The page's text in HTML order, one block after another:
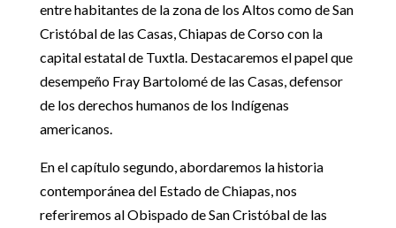
entre habitantes de la zona de los Altos como de San
Cristóbal de las Casas, Chiapas de Corso con la
capital estatal de Tuxtla. Destacaremos el papel que
desempeño Fray Bartolomé de las Casas, defensor
de los derechos humanos de los Indígenas
americanos.
En el capítulo segundo, abordaremos la historia
contemporánea del Estado de Chiapas, nos
referiremos al Obispado de San Cristóbal de las